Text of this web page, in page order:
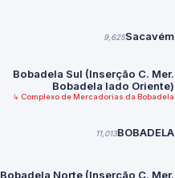
9,625Sacavém
Bobadela Sul (Inserção C. Mer.
Bobadela lado Oriente)
↳ Complexo de Mercadorias da Bobadela
11,013BOBADELA
Bobadela Norte (Inserção C. Mer.